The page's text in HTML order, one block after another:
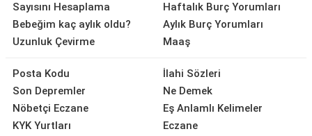
Sayısını Hesaplama
Bebeğim kaç aylık oldu?
Uzunluk Çevirme
Haftalık Burç Yorumları
Aylık Burç Yorumları
Maaş
Posta Kodu
Son Depremler
Nöbetçi Eczane
KYK Yurtları
İlahi Sözleri
Ne Demek
Eş Anlamlı Kelimeler
Eczane